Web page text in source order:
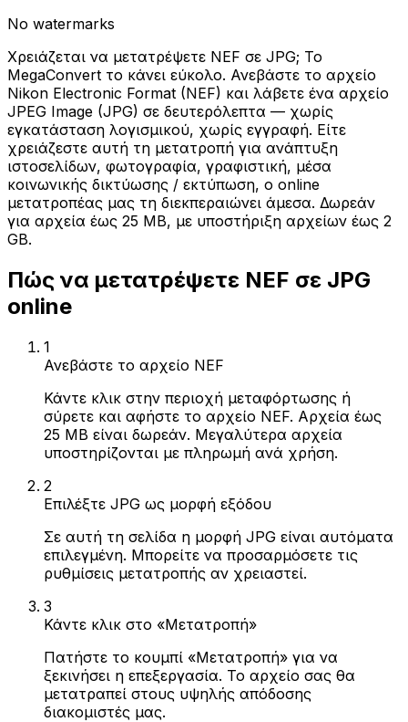
No watermarks
Χρειάζεται να μετατρέψετε NEF σε JPG; Το
MegaConvert το κάνει εύκολο. Ανεβάστε το αρχείο
Nikon Electronic Format (NEF) και λάβετε ένα αρχείο
JPEG Image (JPG) σε δευτερόλεπτα — χωρίς
εγκατάσταση λογισμικού, χωρίς εγγραφή. Είτε
χρειάζεστε αυτή τη μετατροπή για ανάπτυξη
ιστοσελίδων, φωτογραφία, γραφιστική, μέσα
κοινωνικής δικτύωσης / εκτύπωση, ο online
μετατροπέας μας τη διεκπεραιώνει άμεσα. Δωρεάν
για αρχεία έως 25 MB, με υποστήριξη αρχείων έως 2
GB.
Πώς να μετατρέψετε NEF σε JPG
online
1
Ανεβάστε το αρχείο NEF
Κάντε κλικ στην περιοχή μεταφόρτωσης ή
σύρετε και αφήστε το αρχείο NEF. Αρχεία έως
25 MB είναι δωρεάν. Μεγαλύτερα αρχεία
υποστηρίζονται με πληρωμή ανά χρήση.
2
Επιλέξτε JPG ως μορφή εξόδου
Σε αυτή τη σελίδα η μορφή JPG είναι αυτόματα
επιλεγμένη. Μπορείτε να προσαρμόσετε τις
ρυθμίσεις μετατροπής αν χρειαστεί.
3
Κάντε κλικ στο «Μετατροπή»
Πατήστε το κουμπί «Μετατροπή» για να
ξεκινήσει η επεξεργασία. Το αρχείο σας θα
μετατραπεί στους υψηλής απόδοσης
διακομιστές μας.